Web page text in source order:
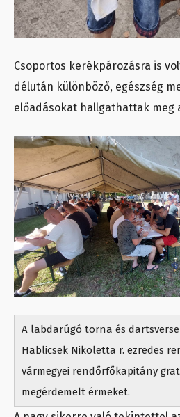
Csoportos kerékpározásra is
délután különböző, egészség
előadásokat hallgathattak meg
A labdarúgó torna és
Hablicsek Nikoletta r. ezredes
vármegyei rendőrfőkapitány
megérdemelt érmeket.